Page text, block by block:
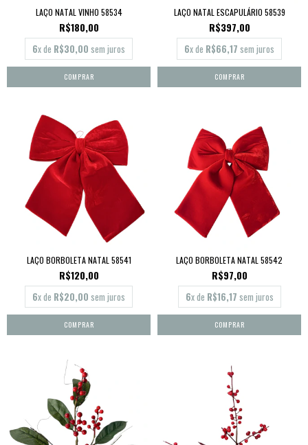
LAÇO NATAL VINHO 58534
R$180,00
6x de R$30,00 sem juros
LAÇO NATAL ESCAPULÁRIO 58539
R$397,00
6x de R$66,17 sem juros
LAÇO BORBOLETA NATAL 58541
R$120,00
6x de R$20,00 sem juros
LAÇO BORBOLETA NATAL 58542
R$97,00
6x de R$16,17 sem juros